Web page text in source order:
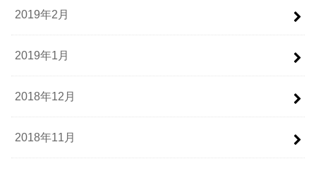
2019年2月
2019年1月
2018年12月
2018年11月